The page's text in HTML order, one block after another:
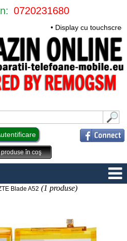
0720231680
• Display cu
produse în coş
Blade A52 (1 produse)